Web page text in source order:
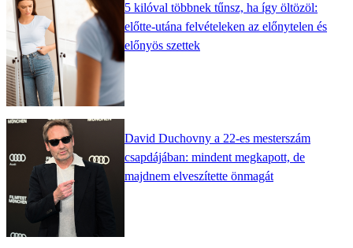
5 kilóval többnek tűnsz, ha így öltözöl:
előtte-utána felvételeken az előnytelen és
előnyös szettek
David Duchovny a 22-es mesterszám
csapdájában: mindent megkapott, de
majdnem elveszítette önmagát